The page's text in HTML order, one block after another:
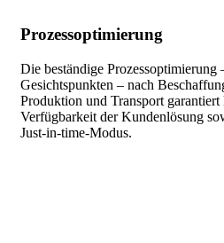
Prozessoptimierung
Die beständige
Gesichtspunkten – nach
Produktion und Transport garantiert
Verfügbarkeit der Kundenlösung
Just-in-time-Modus.